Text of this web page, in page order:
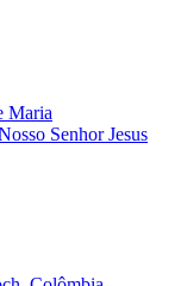
Maria
Senhor Jesus